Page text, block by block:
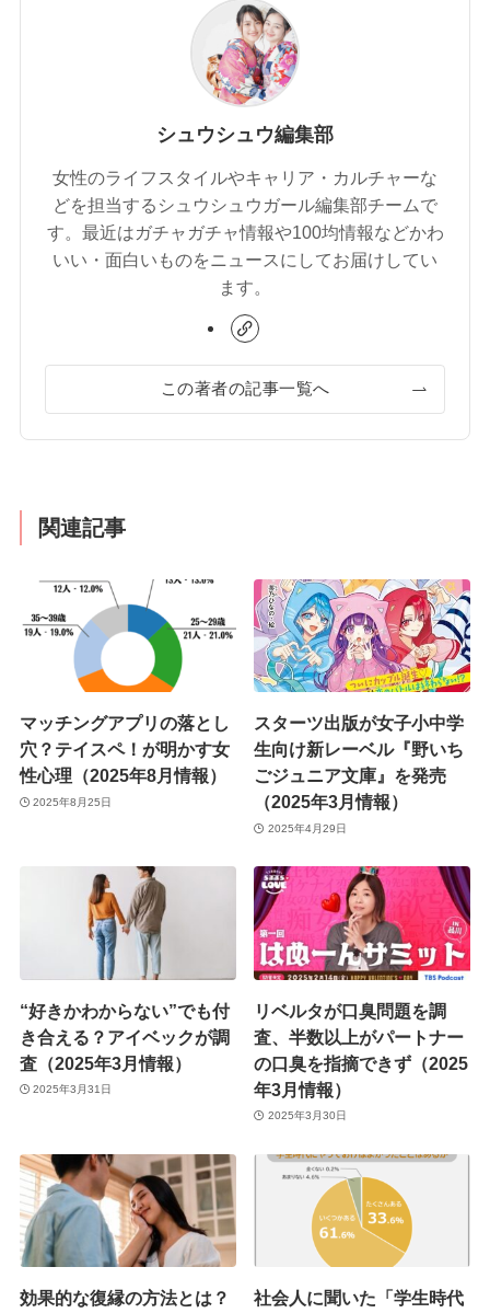
シュウシュウ編集部
女性のライフスタイルやキャリア・カルチャーな
どを担当するシュウシュウガール編集部チームで
す。最近はガチャガチャ情報や100均情報などかわ
いい・面白いものをニュースにしてお届けしてい
ます。
この著者の記事一覧へ
関連記事
マッチングアプリの落とし
穴？テイスペ！が明かす女
性心理（2025年8月情報）
2025年8月25日
スターツ出版が女子小中学
生向け新レーベル『野いち
ごジュニア文庫』を発売
（2025年3月情報）
2025年4月29日
“好きかわからない”でも付
き合える？アイベックが調
査（2025年3月情報）
2025年3月31日
リベルタが口臭問題を調
査、半数以上がパートナー
の口臭を指摘できず（2025
年3月情報）
2025年3月30日
効果的な復縁の方法とは？ 社会人に聞いた「学生時代